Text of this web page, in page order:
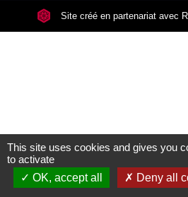
Site créé en partenariat avec
This site uses cookies and gives you
to activate
OK, accept all
Deny all